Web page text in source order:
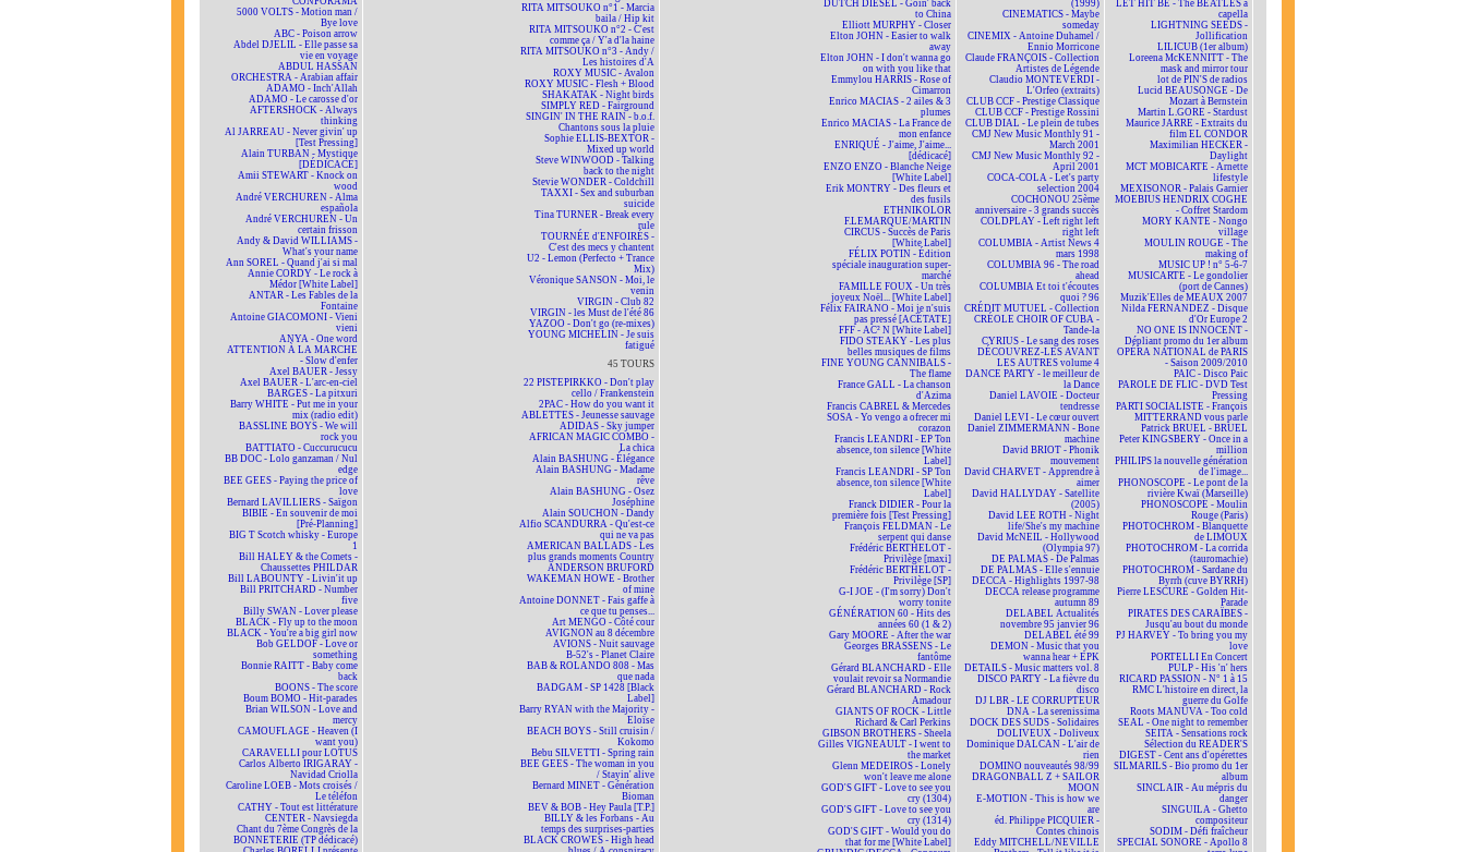
5000 VOLTS - Motion man /
Bye love
ABC - Poison arrow
Abdel DJELIL - Elle passe sa
vie en voyage
ABDUL HASSAN
ORCHESTRA - Arabian affair
ADAMO - Inch'Allah
ADAMO - Le carosse d'or
AFTERSHOCK - Always
thinking
Al JARREAU - Never givin' up
[Test Pressing]
Alain TURBAN - Mystique
[DÉDICACÉ]
Amii STEWART - Knock on
wood
André VERCHUREN - Alma
española
André VERCHUREN - Un
certain frisson
Andy & David WILLIAMS -
What's your name
Ann SOREL - Quand j'ai si mal
Annie CORDY - Le rock à
Médor [White Label]
ANTAR - Les Fables de la
Fontaine
Antoine GIACOMONI - Vieni
vieni
ANYA - One word
ATTENTION À LA MARCHE
- Slow d'enfer
Axel BAUER - Jessy
Axel BAUER - L'arc-en-ciel
BARGES - La pitxuri
Barry WHITE - Put me in your
mix (radio edit)
BASSLINE BOYS - We will
rock you
BATTIATO - Cuccurucucu
BB DOC - Lolo ganzaman / Nul
edge
BEE GEES - Paying the price of
love
Bernard LAVILLIERS - Saïgon
BIBIE - En souvenir de moi
[Pré-Planning]
BIG T Scotch whisky - Europe
1
Bill HALEY & the Comets -
Chaussettes PHILDAR
Bill LABOUNTY - Livin'it up
Bill PRITCHARD - Number
five
Billy SWAN - Lover please
BLACK - Fly up to the moon
BLACK - You're a big girl now
Bob GELDOF - Love or
something
Bonnie RAITT - Baby come
back
BOONS - The score
Boum BOMO - Hit-parades
Brian WILSON - Love and
mercy
CAMOUFLAGE - Heaven (I
want you)
CARAVELLI pour LOTUS
Carlos Alberto IRIGARAY -
Navidad Criolla
Caroline LOEB - Mots croisés /
Le téléfon
CATHY - Tout est littérature
CENTER - Navsiegda
Chant du 7ème Congrès de la
BONNETERIE (TP dédicacé)
RITA MITSOUKO n°1 - Marcia
baila / Hip kit
RITA MITSOUKO n°2 - C'est
comme ça / Y'a d'la haine
RITA MITSOUKO n°3 - Andy /
Les histoires d'A
ROXY MUSIC - Avalon
ROXY MUSIC - Flesh + Blood
SHAKATAK - Night birds
SIMPLY RED - Fairground
SINGIN' IN THE RAIN - b.o.f.
Chantons sous la pluie
Sophie ELLIS-BEXTOR -
Mixed up world
Steve WINWOOD - Talking
back to the night
Stevie WONDER - Coldchill
TAXXI - Sex and suburban
suicide
Tina TURNER - Break every
rule
TOURNÉE d'ENFOIRÉS -
C'est des mecs y chantent
U2 - Lemon (Perfecto + Trance
Mix)
Véronique SANSON - Moi, le
venin
VIRGIN - Club 82
VIRGIN - les Must de l'été 86
YAZOO - Don't go (re-mixes)
YOUNG MICHELIN - Je suis
fatigué
45 TOURS
22 PISTEPIRKKO - Don't play
cello / Frankenstein
2PAC - How do you want it
ABLETTES - Jeunesse sauvage
ADIDAS - Sky jumper
AFRICAN MAGIC COMBO -
La chica
Alain BASHUNG - Élégance
Alain BASHUNG - Madame
rêve
Alain BASHUNG - Osez
Joséphine
Alain SOUCHON - Dandy
Alfio SCANDURRA - Qu'est-ce
qui ne va pas
AMERICAN BALLADS - Les
plus grands moments Country
ANDERSON BRUFORD
WAKEMAN HOWE - Brother
of mine
Antoine DONNET - Fais gaffe à
ce que tu penses...
Art MENGO - Côté cour
AVIGNON au 8 décembre
AVIONS - Nuit sauvage
B-52's - Planet Claire
BAB & ROLANDO 808 - Mas
que nada
BADGAM - SP 1428 [Black
Label]
Barry RYAN with the Majority -
Eloïse
BEACH BOYS - Still cruisin /
Kokomo
Bebu SILVETTI - Spring rain
BEE GEES - The woman in you
/ Stayin' alive
Bernard MINET - Génération
Bioman
BEV & BOB - Hey Paula [T.P.]
BILLY & les Forbans - Au
temps des surprises-parties
BLACK CROWES - High head
DUTCH DIESEL - Goin' back
to China
Elliott MURPHY - Closer
Elton JOHN - Easier to walk
away
Elton JOHN - I don't wanna go
on with you like that
Emmylou HARRIS - Rose of
Cimarron
Enrico MACIAS - 2 ailes & 3
plumes
Enrico MACIAS - La France de
mon enfance
ENRIQUÉ - J'aime, J'aime...
[dédicacé]
ENZO ENZO - Blanche Neige
[White Label]
Erik MONTRY - Des fleurs et
des fusils
ETHNIKOLOR
F.LEMARQUE/MARTIN
CIRCUS - Succès de Paris
[White Label]
FÉLIX POTIN - Édition
spéciale inauguration super-
marché
FAMILLE FOUX - Un très
joyeux Noël... [White Label]
Félix FAIRANO - Moi je n'suis
pas pressé [ACÉTATE]
FFF - AC² N [White Label]
FIDO STEAKY - Les plus
belles musiques de films
FINE YOUNG CANNIBALS -
The flame
France GALL - La chanson
d'Azima
Francis CABREL & Mercedes
SOSA - Yo vengo a ofrecer mi
corazon
Francis LEANDRI - EP Ton
absence, ton silence [White
Label]
Francis LEANDRI - SP Ton
absence, ton silence [White
Label]
Franck DIDIER - Pour la
première fois [Test Pressing]
François FELDMAN - Le
serpent qui danse
Frédéric BERTHELOT -
Privilège [maxi]
Frédéric BERTHELOT -
Privilège [SP]
G-I JOE - (I'm sorry) Don't
worry tonite
GÉNÉRATION 60 - Hits des
années 60 (1 & 2)
Gary MOORE - After the war
Georges BRASSENS - Le
fantôme
Gérard BLANCHARD - Elle
voulait revoir sa Normandie
Gérard BLANCHARD - Rock
Amadour
GIANTS OF ROCK - Little
Richard & Carl Perkins
GIBSON BROTHERS - Sheela
Gilles VIGNEAULT - I went to
the market
Glenn MEDEIROS - Lonely
won't leave me alone
GOD'S GIFT - Love to see you
cry (1304)
GOD'S GIFT - Love to see you
cry (1314)
GOD'S GIFT - Would you do
that for me [White Label]
(1999)
CINEMATICS - Maybe
someday
CINEMIX - Antoine Duhamel /
Ennio Morricone
Claude FRANÇOIS - Collection
Artistes de Légende
Claudio MONTEVERDI -
L'Orfeo (extraits)
CLUB CCF - Prestige Classique
CLUB CCF - Prestige Rossini
CLUB DIAL - Le plein de tubes
CMJ New Music Monthly 91 -
March 2001
CMJ New Music Monthly 92 -
April 2001
COCA-COLA - Let's party
selection 2004
COCHONOU 25ème
anniversaire - 3 grands succès
COLDPLAY - Left right left
right left
COLUMBIA - Artist News 4
mars 1998
COLUMBIA 96 - The road
ahead
COLUMBIA Et toi t'écoutes
quoi ? 96
CRÉDIT MUTUEL - Collection
CRÉOLE CHOIR OF CUBA -
Tande-la
CYRIUS - Le sang des roses
DÉCOUVREZ-LES AVANT
LES AUTRES volume 4
DANCE PARTY - le meilleur de
la Dance
Daniel LAVOIE - Docteur
tendresse
Daniel LEVI - Le cœur ouvert
Daniel ZIMMERMANN - Bone
machine
David BRIOT - Phonik
mouvement
David CHARVET - Apprendre à
aimer
David HALLYDAY - Satellite
(2005)
David LEE ROTH - Night
life/She's my machine
David McNEIL - Hollywood
(Olympia 97)
DE PALMAS - De Palmas
DE PALMAS - Elle s'ennuie
DECCA - Highlights 1997-98
DECCA release programme
autumn 89
DELABEL Actualités
novembre 95 janvier 96
DELABEL été 99
DEMON - Music that you
wanna hear + EPK
DETAILS - Music matters vol. 8
DISCO PARTY - La fièvre du
disco
DJ LBR - LE CORRUPTEUR
DNA - La serenissima
DOCK DES SUDS - Solidaires
DOLIVEUX - Doliveux
Dominique DALCAN - L'air de
rien
DOMINO nouveautés 98/99
DRAGONBALL Z + SAILOR
MOON
E-MOTION - This is how we
are
éd. Philippe PICQUIER -
Contes chinois
Eddy MITCHELL/NEVILLE
LET HIT BE - The BEATLES a
capella
LIGHTNING SEEDS -
Jollification
LILICUB (1er album)
Loreena McKENNITT - The
mask and mirror tour
lot de PIN'S de radios
Lucid BEAUSONGE - De
Mozart à Bernstein
Martin L.GORE - Stardust
Maurice JARRE - Extraits du
film EL CONDOR
Maximilian HECKER -
Daylight
MCT MOBICARTE - Arnette
lifestyle
MEXISONOR - Palais Garnier
MOEBIUS HENDRIX COGHE
- Coffret Stardom
MORY KANTE - Nongo
village
MOULIN ROUGE - The
making of
MUSIC UP ! n° 5-6-7
MUSICARTE - Le gondolier
(port de Cannes)
Muzik'Elles de MEAUX 2007
Nilda FERNANDEZ - Disque
d'Or Europe 2
NO ONE IS INNOCENT -
Dépliant promo du 1er album
OPÉRA NATIONAL de PARIS
- Saison 2009/2010
PAIC - Disco Paic
PAROLE DE FLIC - DVD Test
Pressing
PARTI SOCIALISTE - François
MITTERRAND vous parle
Patrick BRUEL - BRUEL
Peter KINGSBERY - Once in a
million
PHILIPS la nouvelle génération
de l'image...
PHONOSCOPE - Le pont de la
rivière Kwaï (Marseille)
PHONOSCOPE - Moulin
Rouge (Paris)
PHOTOCHROM - Blanquette
de LIMOUX
PHOTOCHROM - La corrida
(tauromachie)
PHOTOCHROM - Sardane du
Byrrh (cuve BYRRH)
Pierre LESCURE - Golden Hit-
Parade
PIRATES DES CARAÏBES -
Jusqu'au bout du monde
PJ HARVEY - To bring you my
love
PORTELLI En Concert
PULP - His 'n' hers
RICARD PASSION - N° 1 à 15
RMC L'histoire en direct, la
guerre du Golfe
Roots MANUVA - Too cold
SEAL - One night to remember
SEITA - Sensations rock
Sélection du READER'S
DIGEST - Cent ans d'opérettes
SILMARILS - Bio promo du 1er
album
SINCLAIR - Au mépris du
danger
SINGUILA - Ghetto
compositeur
SODIM - Défi fraîcheur
SPECIAL SONORE - Apollo 8